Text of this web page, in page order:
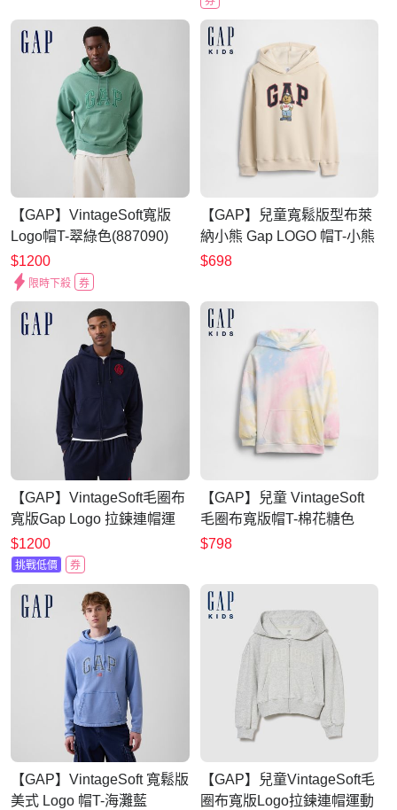
【GAP】VintageSoft寬版
Logo帽T-翠綠色(887090)
$1200
限時下殺 券
【GAP】兒童寬鬆版型布萊
納小熊 Gap LOGO 帽T-小熊
印花(899651)
$698
【GAP】VintageSoft毛圈布
寬版Gap Logo 拉鍊連帽運
動衫-制服深藍(887929)
$1200
挑戰低價 券
【GAP】兒童 VintageSoft
毛圈布寬版帽T-棉花糖色
(898774)
$798
【GAP】VintageSoft 寬鬆版
美式 Logo 帽T-海灘藍
【GAP】兒童VintageSoft毛
圈布寬版Logo拉鍊連帽運動